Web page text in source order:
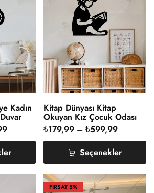
Kadın Kitap Dünyası Kitap
Okuyan Kız Çocuk Odası
Duvar Dekoru
₺179,99 – ₺599,99
Seçenekler
FIRSAT5%